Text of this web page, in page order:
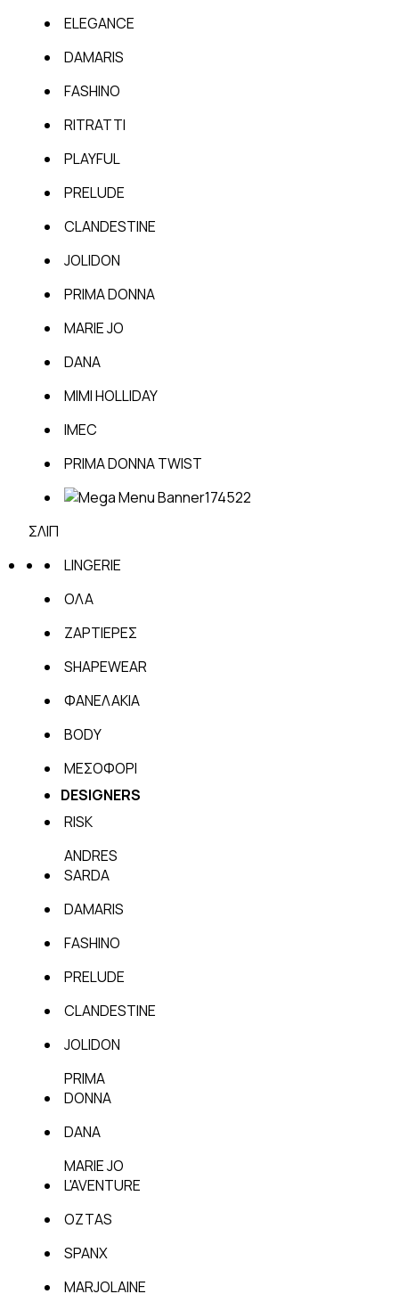
ELEGANCE
DAMARIS
FASHINO
RITRATTI
PLAYFUL
PRELUDE
CLANDESTINE
JOLIDON
PRIMA DONNA
MARIE JO
DANA
MIMI HOLLIDAY
IMEC
PRIMA DONNA TWIST
ΣΛΙΠ
LINGERIE
ΟΛΑ
ΖΑΡΤΙΕΡΕΣ
SHAPEWEAR
ΦΑΝΕΛΑΚΙΑ
BODY
ΜΕΣΟΦΟΡΙ
DESIGNERS
RISK
ANDRES
SARDA
DAMARIS
FASHINO
PRELUDE
CLANDESTINE
JOLIDON
PRIMA
DONNA
DANA
MARIE JO
L'AVENTURE
OZTAS
SPANX
MARJOLAINE